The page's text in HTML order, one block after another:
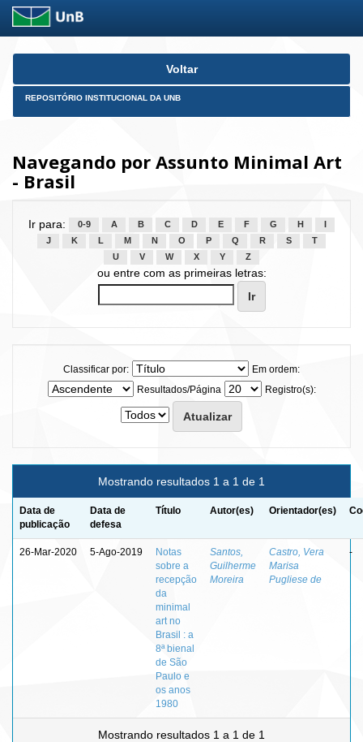
Skip
Voltar
REPOSITÓRIO INSTITUCIONAL DA UNB
Navegando por Assunto Minimal Art
- Brasil
Ir para: 0-9 A B C D E F G H
J
K L M N O P Q R S
T
U
V W X Y Z
ou entre com as primeiras letras:
Classificar por:
Em ordem:
Resultados/Página
Registro(s):
Mostrando resultados 1 a 1 de 1
Data de
publicação
Data de
defesa
Título Autor(es) Orientador(es)
26-Mar-2020 5-Ago-2019
Notas
sobre a
recepção
da
minimal
art no
Brasil : a
8ª bienal
de São
Paulo e
os anos
1980
Santos,
Guilherme
Moreira
Castro, Vera
Marisa
Pugliese de
-
Mostrando resultados 1 a 1 de 1